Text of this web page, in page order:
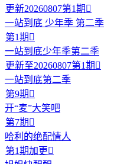
更新20260807第1期 
一站到底 少年季 第二季
第1期 
一站到底少年季第二季
更新至20260807第1期 
一站到底第二季
第9期 
开“麦”大笑吧
第7期 
哈利的绝配情人
第1期加更 